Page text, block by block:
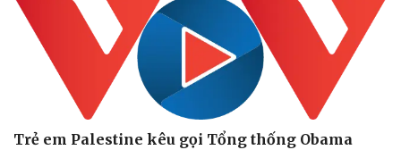
Trẻ em Palestine kêu gọi Tổng thống Obama